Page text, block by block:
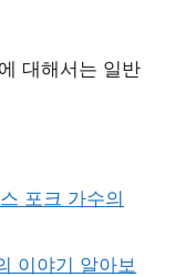
대해서는 일반
포크 가수의
이야기 알아보